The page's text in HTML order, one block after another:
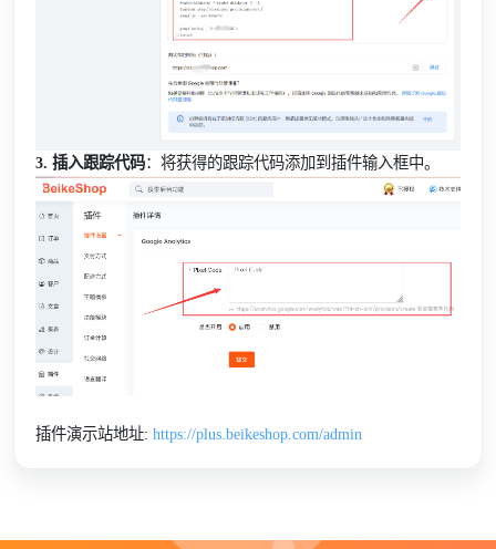
3. 插入跟踪代码：将获得的跟踪代码添加到插件输入框中。
插件演示站地址:https://plus.beikeshop.com/admin